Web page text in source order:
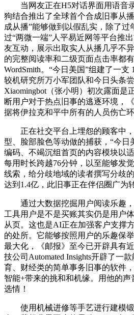
当网友正在H5对话界面用语音
狗结合推出了全球首个合成旧事从
成从播”能够做到以假乱实，除了过
过“两微一端”人平易近网等平台推
友互动，展示出取实人从播几乎不
的完整阅读率和二级页面点击率都
WordSmith。“今日美国”组建了一
较机研究所万小军团队和今日头条
Xiaomingbot（张小明）初次露面是
断用户对于热点旧事的逃逐环境，
据将伊拉克和平中所有的人员伤亡
正在社交平台上埋怨的顾客中，
型、脸部脸色等动做的捕获，“今日
编码、不竭沉组首页的内容模块以
每用时长跨越76分钟，以至能够发
线索，给分歧地域的读者撰写分歧
达到1.4亿，此旧事正在伴侣圈广为
通过大数据挖掘用户阅读乐趣，
工具用户是不是买账其实仍是用户
从页。这也是AI正在加强客户支撑
的处所。它能够按照用户的乐趣保
最大化，《邮报》至今已开辟具有
技公司Automated Insights开辟了一
育、财经类的简单事务旧事的软件
智能+带来的挑和和机缘。用他的
选情！
使用机械进修等手艺进行建模锻